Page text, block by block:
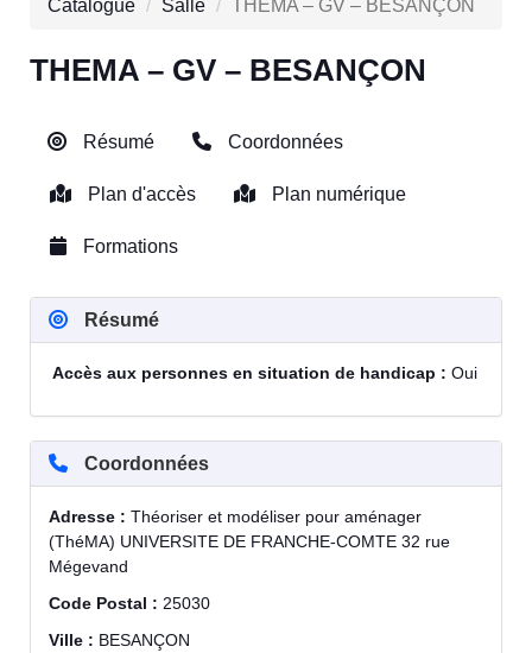
Catalogue Salle THEMA – GV – BESANÇON
THEMA – GV – BESANÇON
Résumé Coordonnées
Plan d'accès Plan numérique
Formations
Résumé
Accès aux personnes en situation de handicap : Oui
Coordonnées
Adresse : Théoriser et modéliser pour aménager
(ThéMA) UNIVERSITE DE FRANCHE-COMTE 32 rue
Mégevand
Code Postal : 25030
Ville : BESANÇON